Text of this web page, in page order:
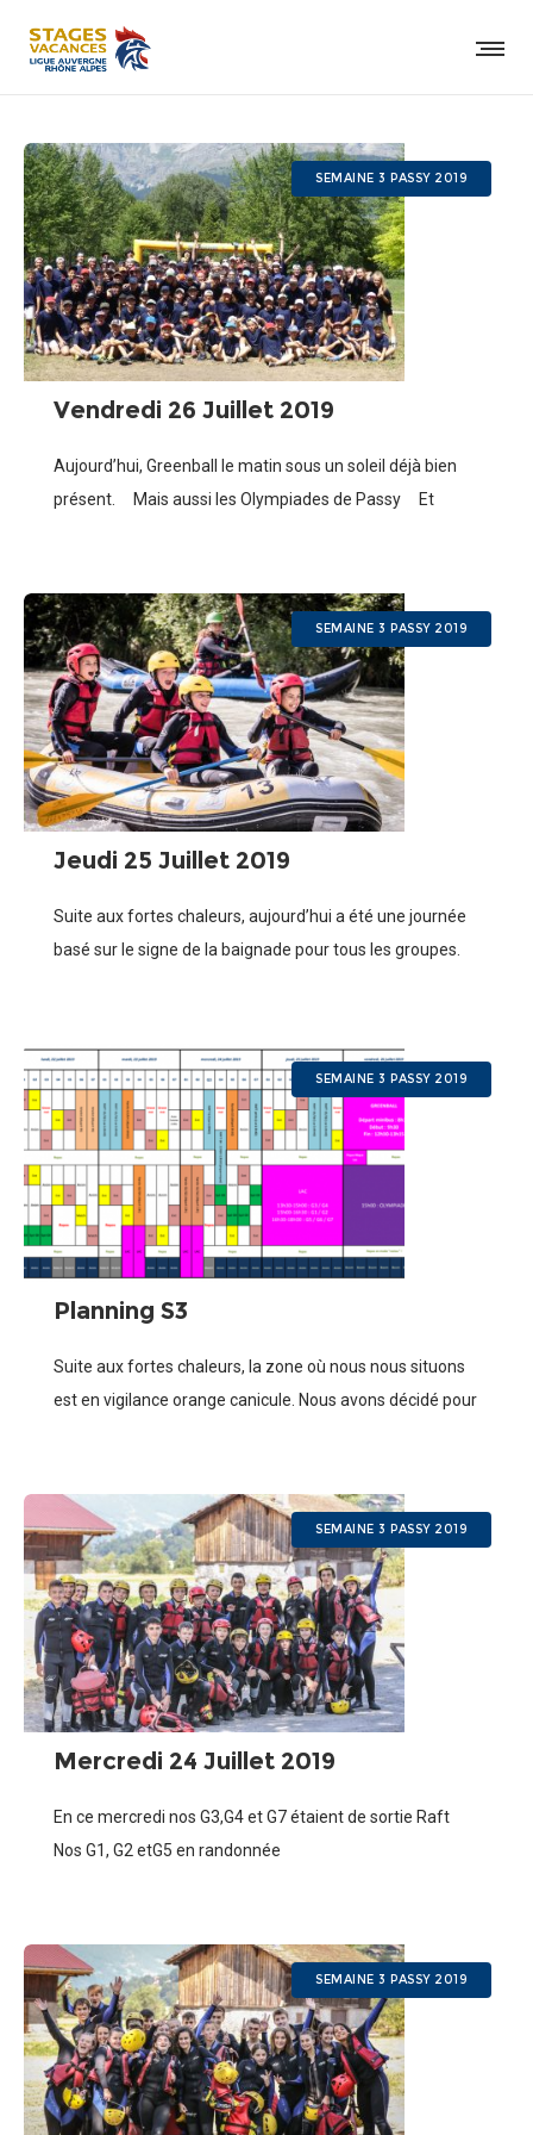
SEMAINE 3 PASSY 2019
Vendredi 26 Juillet 2019
Aujourd’hui, Greenball le matin sous un soleil déjà bien
présent. Mais aussi les Olympiades de Passy Et
SEMAINE 3 PASSY 2019
Jeudi 25 Juillet 2019
Suite aux fortes chaleurs, aujourd’hui a été une journée
basé sur le signe de la baignade pour tous les groupes.
SEMAINE 3 PASSY 2019
Planning S3
Suite aux fortes chaleurs, la zone où nous nous situons
est en vigilance orange canicule. Nous avons décidé pour
SEMAINE 3 PASSY 2019
Mercredi 24 Juillet 2019
En ce mercredi nos G3,G4 et G7 étaient de sortie Raft
Nos G1, G2 etG5 en randonnée
SEMAINE 3 PASSY 2019